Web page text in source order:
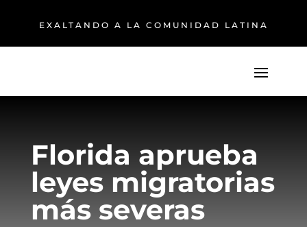
EXALTANDO A LA COMUNIDAD LATINA
Florida aprueba
leyes migratorias
más severas